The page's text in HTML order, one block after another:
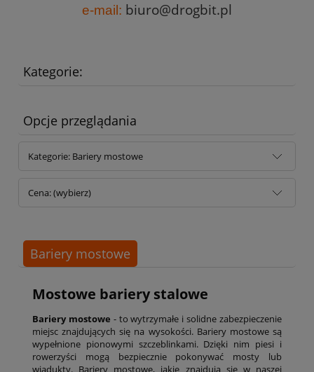
e-mail: biuro@drogbit.pl
Kategorie:
Opcje przeglądania
Kategorie: Bariery mostowe
Cena: (wybierz)
Bariery mostowe
Mostowe bariery stalowe
Bariery mostowe - to wytrzymałe i solidne zabezpieczenie
miejsc znajdujących się na wysokości. Bariery mostowe są
wypełnione pionowymi szczeblinkami. Dzięki nim piesi i
rowerzyści mogą bezpiecznie pokonywać mosty lub
wiadukty. Bariery mostowe, jakie znajdują się w naszej